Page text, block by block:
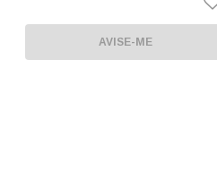
AVISE-ME